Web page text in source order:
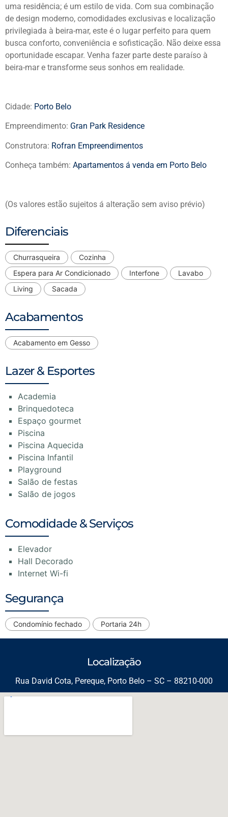
uma residência; é um estilo de vida. Com sua combinação
de design moderno, comodidades exclusivas e localização
privilegiada à beira-mar, este é o lugar perfeito para quem
busca conforto, conveniência e sofisticação. Não deixe essa
oportunidade escapar. Venha fazer parte deste paraíso à
beira-mar e transforme seus sonhos em realidade.
Cidade: Porto Belo
Empreendimento: Gran Park Residence
Construtora: Rofran Empreendimentos
Conheça também: Apartamentos á venda em Porto Belo
(Os valores estão sujeitos á alteração sem aviso prévio)
Diferenciais
Churrasqueira
Cozinha
Espera para Ar Condicionado
Interfone
Lavabo
Living
Sacada
Acabamentos
Acabamento em Gesso
Lazer & Esportes
Academia
Brinquedoteca
Espaço gourmet
Piscina
Piscina Aquecida
Piscina Infantil
Playground
Salão de festas
Salão de jogos
Comodidade & Serviços
Elevador
Hall Decorado
Internet Wi-fi
Segurança
Condomínio fechado Portaria 24h
Localização
Rua David Cota, Pereque, Porto Belo – SC – 88210-000